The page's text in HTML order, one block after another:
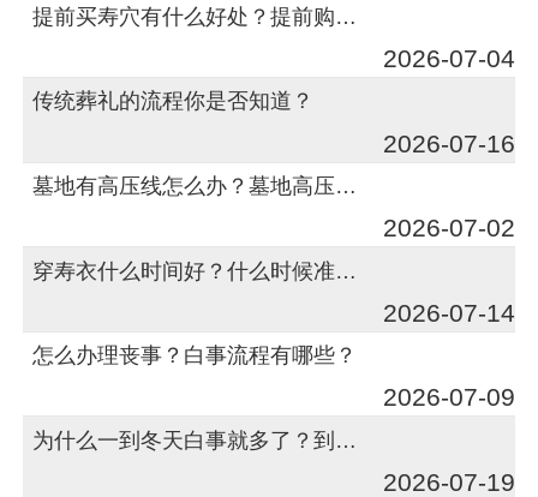
提前买寿穴有什么好处？提前购买福位好吗？
2026-07-04
传统葬礼的流程你是否知道？
2026-07-16
墓地有高压线怎么办？墓地高压线如何解决
2026-07-02
穿寿衣什么时间好？什么时候准备寿衣呢？
2026-07-14
怎么办理丧事？白事流程有哪些？
2026-07-09
为什么一到冬天白事就多了？到底啥原因？
2026-07-19